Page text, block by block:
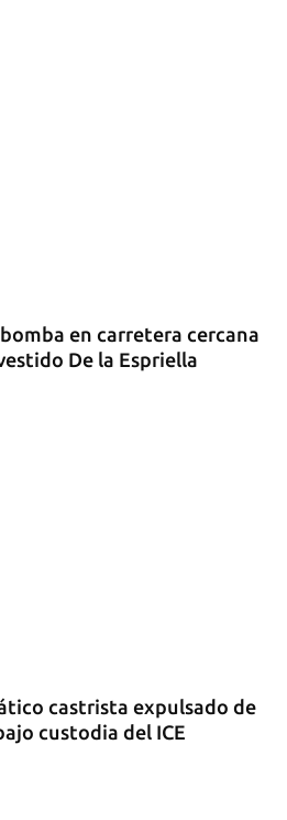
en carretera cercana
De la Espriella
castrista expulsado de
custodia del ICE